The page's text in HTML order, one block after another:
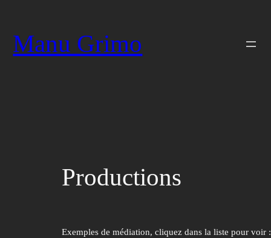
contenu
Manu Grimo
Productions
Exemples de médiation, cliquez dans la liste pour voir :